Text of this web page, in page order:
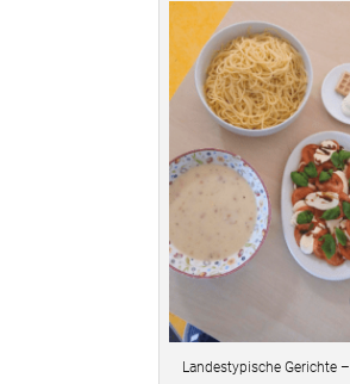
Landestypische Gerichte –